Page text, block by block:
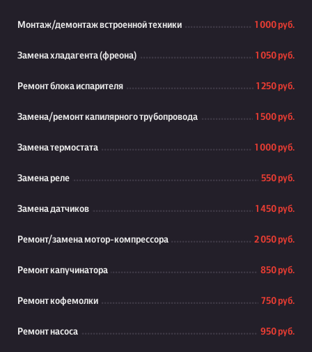
Монтаж/демонтаж встроенной техники 1 000 руб.
Замена хладагента (фреона) 1 050 руб.
Ремонт блока испарителя 1 250 руб.
Замена/ремонт капилярного трубопровода 1 500 руб.
Замена термостата 1 000 руб.
Замена реле 550 руб.
Замена датчиков 1 450 руб.
Ремонт/замена мотор-компрессора 2 050 руб.
Ремонт капучинатора 850 руб.
Ремонт кофемолки 750 руб.
Ремонт насоса 950 руб.